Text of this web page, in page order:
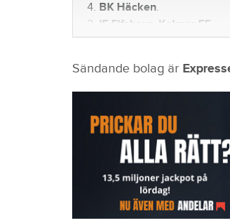
4. BK Häcken.
3. IF Elfsborg, Kalmar FF
2.Åtvidabergs FF.
Östersunds FK.
Sändande bolag är